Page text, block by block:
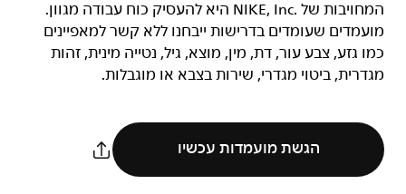
המחויבות של NIKE, Inc.‎ היא להעסיק כוח עבודה מגוון.
מועמדים שעומדים בדרישות ייבחנו ללא קשר למאפיינים
כמו גזע, צבע עור, דת, מין, מוצא, גיל, נטייה מינית, זהות
מגדרית, ביטוי מגדרי, שירות בצבא או מוגבלות.
הגשת מועמדות עכשיו